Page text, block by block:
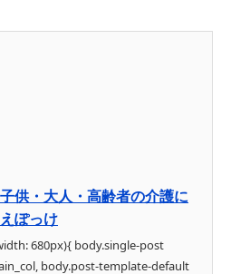
供・大人・高齢者の介護に
ぽっけ
680px){ body.single-post
body.post-template-default